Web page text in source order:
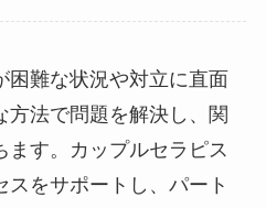
困難な状況や対立に直面
方法で問題を解決し、関
ます。カップルセラピス
スをサポートし、パート